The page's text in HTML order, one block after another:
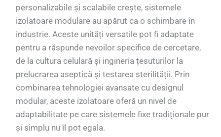
personalizabile și scalabile crește, sistemele
izolatoare modulare au apărut ca o schimbare în
industrie. Aceste unități versatile pot fi adaptate
pentru a răspunde nevoilor specifice de cercetare,
de la cultura celulară și ingineria țesuturilor la
prelucrarea aseptică și testarea sterilității. Prin
combinarea tehnologiei avansate cu designul
modular, aceste izolatoare oferă un nivel de
adaptabilitate pe care sistemele fixe tradiționale pur
și simplu nu îl pot egala.